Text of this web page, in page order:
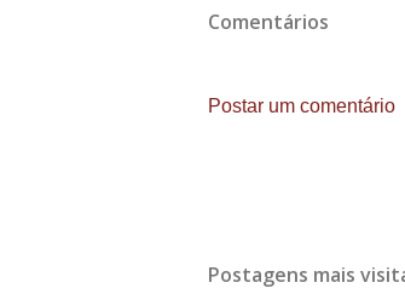
Comentários
Postar um comentário
Postagens mais